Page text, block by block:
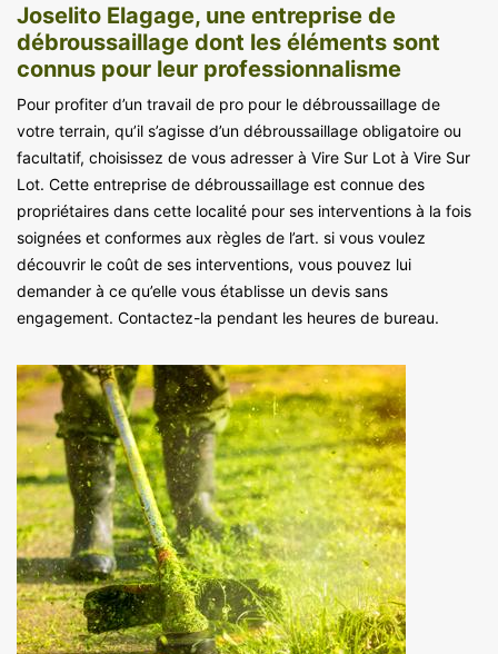
Joselito Elagage, une entreprise de
débroussaillage dont les éléments sont
connus pour leur professionnalisme
Pour profiter d’un travail de pro pour le débroussaillage de
votre terrain, qu’il s’agisse d’un débroussaillage obligatoire ou
facultatif, choisissez de vous adresser à Vire Sur Lot à Vire Sur
Lot. Cette entreprise de débroussaillage est connue des
propriétaires dans cette localité pour ses interventions à la fois
soignées et conformes aux règles de l’art. si vous voulez
découvrir le coût de ses interventions, vous pouvez lui
demander à ce qu’elle vous établisse un devis sans
engagement. Contactez-la pendant les heures de bureau.